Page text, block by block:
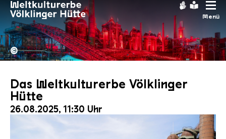
Menü
Hochofengruppe in Rot
Copyright:
©
Das Weltkulturerbe Völklinger
Hütte
26.08.2025, 11:30 Uhr